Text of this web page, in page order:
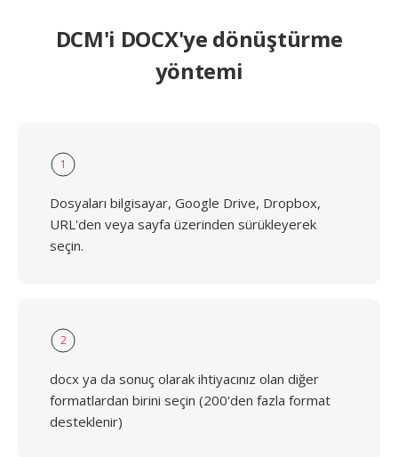
DCM'i DOCX'ye dönüştürme
yöntemi
1
Dosyaları bilgisayar, Google Drive, Dropbox,
URL'den veya sayfa üzerinden sürükleyerek
seçin.
2
docx ya da sonuç olarak ihtiyacınız olan diğer
formatlardan birini seçin (200'den fazla format
desteklenir)